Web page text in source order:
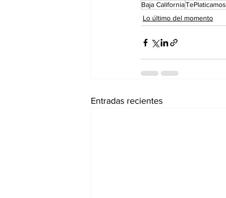
Baja California
Lo último del momento
Entradas recientes